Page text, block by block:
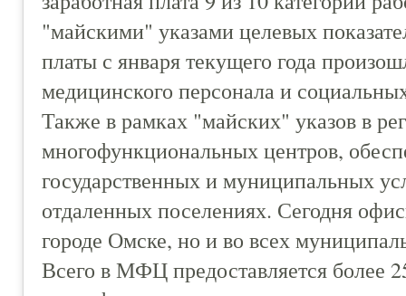
"майскими" указами целевых
платы с января текущего года
медицинского персонала и
Также в рамках "майских" указов в
многофункциональных центров,
государственных и муниципальных
отдаленных поселениях. Сегодня
городе Омске, но и во всех
Всего в МФЦ предоставляется более